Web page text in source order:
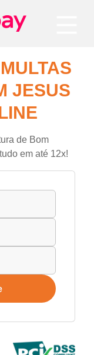
MULTAS
JESUS
de Bom
em até 12x!